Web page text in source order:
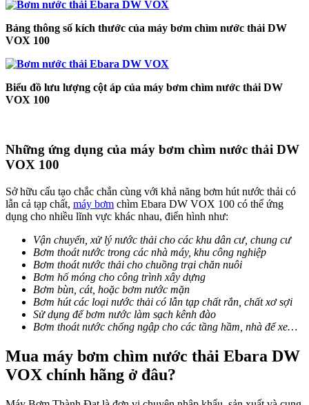
Bảng thông số kích thước của máy bơm chìm nước thải DW
VOX 100
Biểu đồ lưu lượng cột áp của máy bơm chìm nước thải DW
VOX 100
Những ứng dụng của máy bơm chìm nước thải DW
VOX 100
Sở hữu cấu tạo chắc chắn cùng với khả năng bơm hút nước thải có
lẫn cả tạp chất, máy bơm chìm Ebara DW VOX 100 có thể ứng
dụng cho nhiều lĩnh vực khác nhau, điển hình như:
Vận chuyển, xử lý nước thải cho các khu dân cư, chung cư
Bơm thoát nước trong các nhà máy, khu công nghiệp
Bơm thoát nước thải cho chuồng trại chăn nuôi
Bơm hố móng cho công trình xây dựng
Bơm bùn, cát, hoặc bơm nước mặn
Bơm hút các loại nước thải có lẫn tạp chất rắn, chất xơ sợi
Sử dụng để bơm nước làm sạch kênh đào
Bơm thoát nước chống ngập cho các tầng hầm, nhà để xe…
Mua máy bơm chìm nước thải Ebara DW
VOX chính hãng ở đâu?